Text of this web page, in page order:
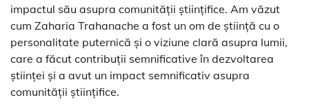
impactul său asupra comunității științifice. Am văzut
cum Zaharia Trahanache a fost un om de știință cu o
personalitate puternică și o viziune clară asupra lumii,
care a făcut contribuții semnificative în dezvoltarea
științei și a avut un impact semnificativ asupra
comunității științifice.